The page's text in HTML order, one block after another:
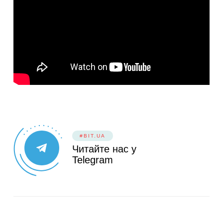
#BIT.UA
Читайте нас у
Telegram